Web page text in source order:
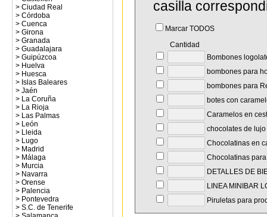
> Ciudad Real
> Córdoba
> Cuenca
> Girona
> Granada
> Guadalajara
> Guipúzcoa
> Huelva
> Huesca
> Islas Baleares
> Jaén
> La Coruña
> La Rioja
> Las Palmas
> León
> Lleida
> Lugo
> Madrid
> Málaga
> Murcia
> Navarra
> Orense
> Palencia
> Pontevedra
> S.C. de Tenerife
casilla
Marcar TODOS
Cantidad
Bombones
bombones para
bombones para
botes con
Caramelos en
chocolates de
Chocolatinas en
Chocolatinas
DETALLES DE
LINEA MINIBAR
Piruletas para